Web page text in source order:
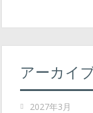
アーカイ
2027年3月